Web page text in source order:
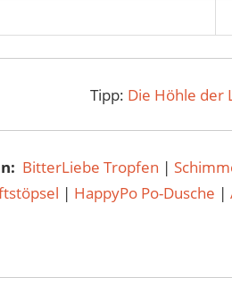
Tipp: Die Höhle der
BitterLiebe Tropfen |
| HappyPo Po-Dusche |